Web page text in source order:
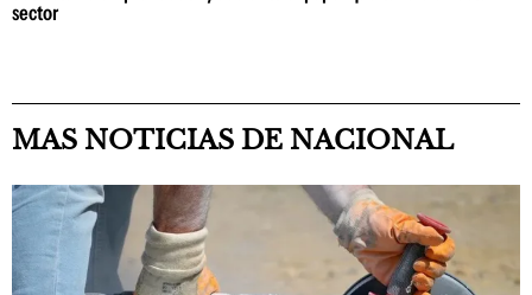
sector
MAS NOTICIAS DE NACIONAL